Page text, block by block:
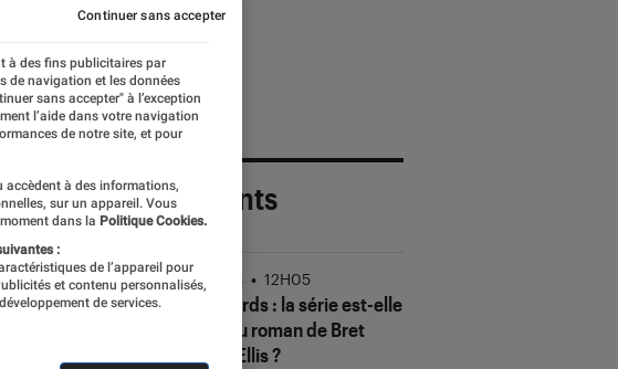
Les plus récents
The Shards: la série est-elle
fidèle au roman de Bret
Easton Ellis ?
Séries • 12H05
à des fins publicitaires par
de navigation et les données
sans accepter" à l’exception
l’aide dans votre navigation
de notre site, et pour
à des informations,
sur un appareil. Vous
dans la Politique Cookies.
:
de l’appareil pour
et contenu personnalisés,
de services.
Continuer sans accepter